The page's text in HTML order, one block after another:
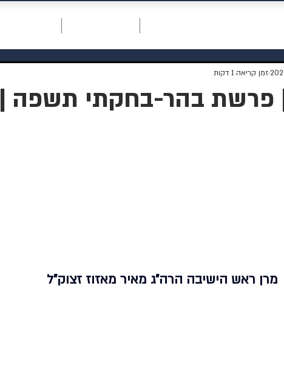
פרשת בהר-בחקתי תשפה | 459
זמן קריאה 1 דקות
מרן ראש הישיבה הרה"ג מאיר מאזוז זצוק"ל